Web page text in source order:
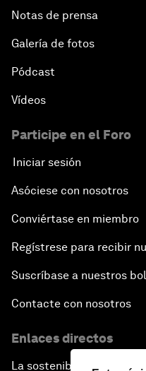
Notas de prensa
Galería de fotos
Pódcast
Vídeos
Participe en el Foro
Iniciar sesión
Asóciese con nosotros
Conviértase en miembro
Regístrese para recibir
Suscríbase a nuestros
Contacte con nosotros
Enlaces directos
La sostenibilidad en el